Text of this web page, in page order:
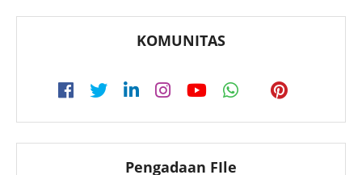
KOMUNITAS
Pengadaan FIle